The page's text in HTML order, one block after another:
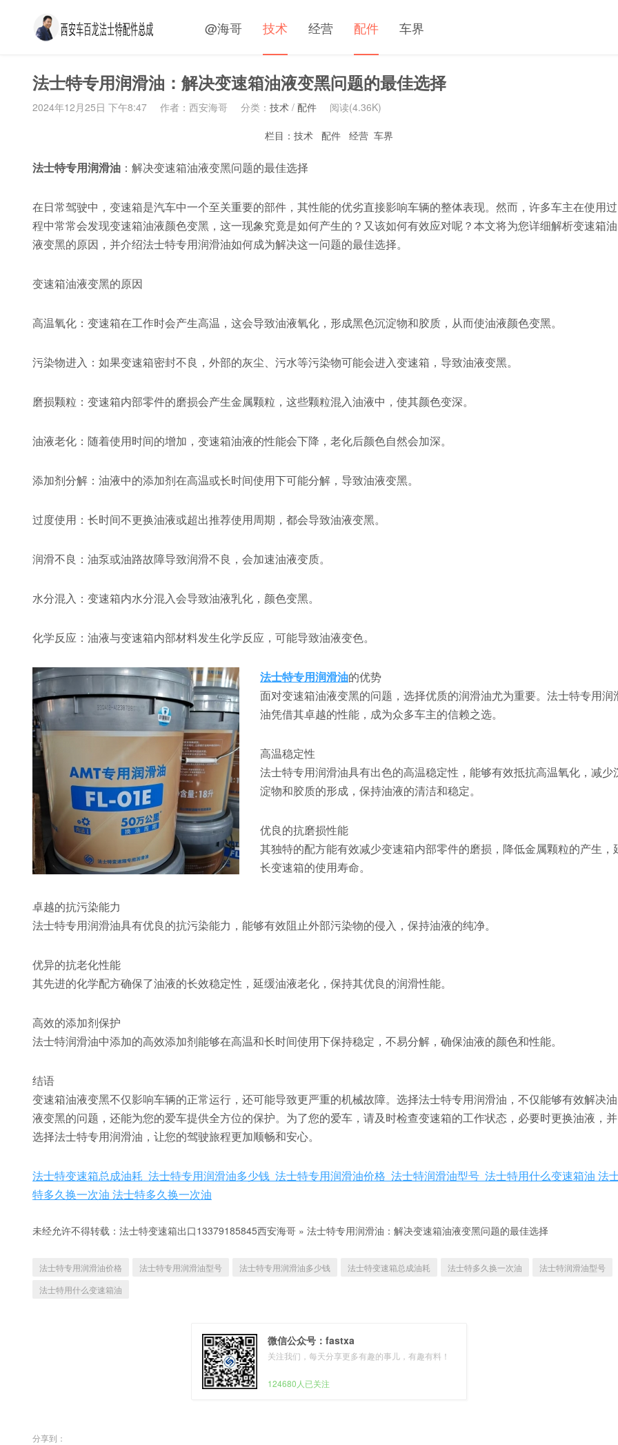
@海哥 技术 经营 配件 车界
法士特专用润滑油：解决变速箱油液变黑问题的最佳选择
2024年12月25日 下午8:47 作者：西安海哥 分类： 技术 / 配件 阅读(4.36K)
栏目： 技术 配件 经营 车界
法士特专用润滑油 ：解决变速箱油液变黑问题的最佳选择
在日常驾驶中，变速箱是汽车中一个至关重要的部件，其性能的优劣直接影响车辆的整体表现。然而，许多车主在使用过
程中常常会发现变速箱油液颜色变黑，这一现象究竟是如何产生的？又该如何有效应对呢？本文将为您详细解析变速箱油
液变黑的原因，并介绍法士特专用润滑油如何成为解决这一问题的最佳选择。
变速箱油液变黑的原因
高温氧化：变速箱在工作时会产生高温，这会导致油液氧化，形成黑色沉淀物和胶质，从而使油液颜色变黑。
污染物进入：如果变速箱密封不良，外部的灰尘、污水等污染物可能会进入变速箱，导致油液变黑。
磨损颗粒：变速箱内部零件的磨损会产生金属颗粒，这些颗粒混入油液中，使其颜色变深。
油液老化：随着使用时间的增加，变速箱油液的性能会下降，老化后颜色自然会加深。
添加剂分解：油液中的添加剂在高温或长时间使用下可能分解，导致油液变黑。
过度使用：长时间不更换油液或超出推荐使用周期，都会导致油液变黑。
润滑不良：油泵或油路故障导致润滑不良，会加速油液变质。
水分混入：变速箱内水分混入会导致油液乳化，颜色变黑。
化学反应：油液与变速箱内部材料发生化学反应，可能导致油液变色。
法士特专用润滑油的优势
面对变速箱油液变黑的问题，选择优质的润滑油尤为重要。法士特专用润
油凭借其卓越的性能，成为众多车主的信赖之选。
高温稳定性
法士特专用润滑油具有出色的高温稳定性，能够有效抵抗高温氧化，减少
淀物和胶质的形成，保持油液的清洁和稳定。
优良的抗磨损性能
其独特的配方能有效减少变速箱内部零件的磨损，降低金属颗粒的产生，
长变速箱的使用寿命。
卓越的抗污染能力
法士特专用润滑油具有优良的抗污染能力，能够有效阻止外部污染物的侵入，保持油液的纯净。
优异的抗老化性能
其先进的化学配方确保了油液的长效稳定性，延缓油液老化，保持其优良的润滑性能。
高效的添加剂保护
法士特润滑油中添加的高效添加剂能够在高温和长时间使用下保持稳定，不易分解，确保油液的颜色和性能。
结语
变速箱油液变黑不仅影响车辆的正常运行，还可能导致更严重的机械故障。选择法士特专用润滑油，不仅能够有效解决油
液变黑的问题，还能为您的爱车提供全方位的保护。为了您的爱车，请及时检查变速箱的工作状态，必要时更换油液，并
选择法士特专用润滑油，让您的驾驶旅程更加顺畅和安心。
法士特变速箱总成油耗 法士特专用润滑油多少钱 法士特专用润滑油价格 法士特润滑油型号 法士特用什么变速箱油 法
特多久换一次油 法士特多久换一次油
未经允许不得转载： 法士特变速箱出口13379185845西安海哥 » 法士特专用润滑油：解决变速箱油液变黑问题的最佳选择
法士特专用润滑油价格 法士特专用润滑油型号 法士特专用润滑油多少钱 法士特变速箱总成油耗 法士特多久换一次油
法士特润滑油型号
法士特用什么变速箱油
微信公众号：fastxa
关注我们，每天分享更多有趣的事儿，有趣有料！
124680人已关注
分享到：